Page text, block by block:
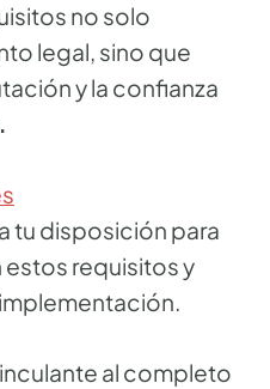
no solo
legal, sino que
y la confianza
tu disposición para
estos requisitos y
al completo